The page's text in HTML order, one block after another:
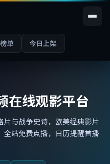
单 今日上架
在线观影平台
与战争史诗，欧美经典影片
全站免费点播，日历提醒首播